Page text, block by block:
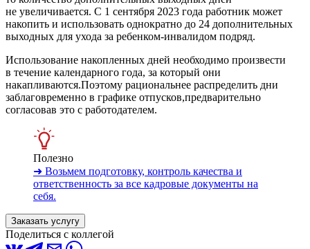
не увеличивается. С 1 сентября 2023 года работник может
накопить и использовать однократно до 24 дополнительных
выходных для ухода за ребенком-инвалидом подряд.
Использование накопленных дней необходимо произвести
в течение календарного года, за который они
накапливаются.Поэтому рациональнее распределить дни
заблаговременно в графике отпусков,предварительно
согласовав это с работодателем.
Полезно
➜ Возьмем подготовку, контроль качества и
ответственность за все кадровые документы на
себя.
Заказать услугу
Поделиться с коллегой